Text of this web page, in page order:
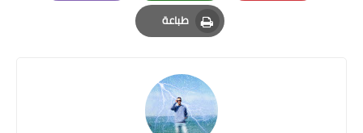
Pinterest
Whatsapp
Email
طباعة
Print